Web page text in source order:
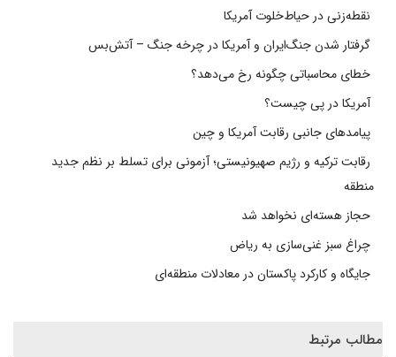
نقطه‌زنی در حیاط‌خلوت آمریکا
گرفتار شدن جنگ‌ایران و آمریکا در چرخه جنگ – آتش‌بس
خطای محاسباتی چگونه رخ می‌دهد؟
آمریکا در پی چیست؟
پیامدهای جانبی رقابت آمریکا و چین
رقابت ترکیه و رژیم صهیونیستی؛ آزمونی برای تسلط بر نظم جدید
منطقه
حجاز هسته‌ای نخواهد شد
چراغ سبز غنی‌سازی به ریاض
جایگاه و کارکرد پاکستان در معادلات منطقه‌ای
مطالب مرتبط